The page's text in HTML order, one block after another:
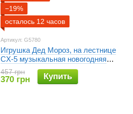
−19%
осталось 12 часов
Артикул: G5780
Игрушка Дед Мороз, на лестнице
CX-5 музыкальная новогодняя
игрушка
457 грн
370 грн Купить